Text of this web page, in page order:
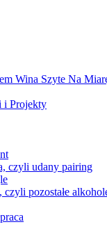
Wina Szyte Na
i Projekty
czyli udany pairing
pozostałe